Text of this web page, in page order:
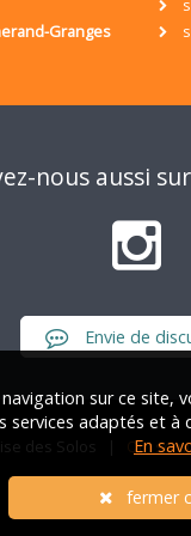
Granges
nous aussi
Envie de
des Solos | Qui
sur ce site,
services adaptés et à
En
fermer